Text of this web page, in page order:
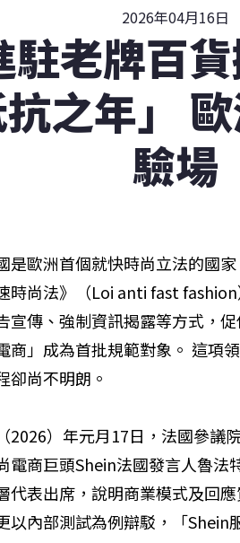
2026年04月16日
老牌百
之年」
驗場
是歐洲首個就快時尚立法的國
時尚法》（Loi anti fast
宣傳、強制資訊揭露等方式，
商」成為首批規範對象。 這項
卻尚不明朗。
2026）年元月17日，法國參議
電商巨頭Shein法國發言人魯
代表出席，說明商業模式及回
以內部測試為例辯駁，「Shein